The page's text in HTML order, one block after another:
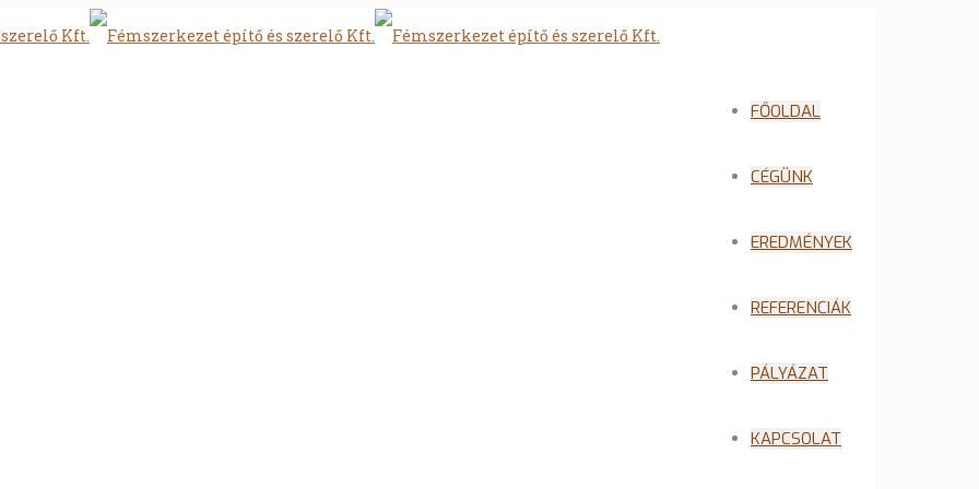
FŐOLDAL
CÉGÜNK
EREDMÉNYEK
REFERENCIÁK
PÁLYÁZAT
KAPCSOLAT